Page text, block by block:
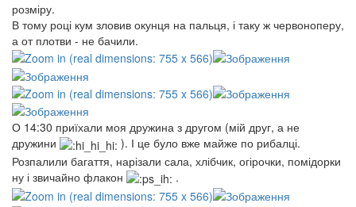
розміру.
В тому році кум зловив окунця на пальця, і таку ж червоноперу,
а от плотви - не бачили.
О 14:30 приїхали моя дружина з другом (мій друг, а не
дружини
). І це було вже майже по рибалці.
Розпалили багаття, нарізали сала, хлібчик, огірочки, помідорки
ну і звичайно флакон
.